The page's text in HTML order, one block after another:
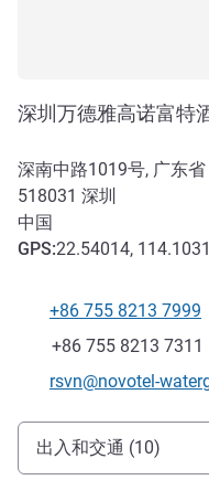
深圳万德雅高诺富特
深南中路1019号, 广东省
518031 深圳
中国
GPS:22.54014,
电话
+86 755 8213 7999
传真
+86 755 8213 7311
联系电子邮件
rsvn@novotel-
抵达和交通
出入和交通 (10)